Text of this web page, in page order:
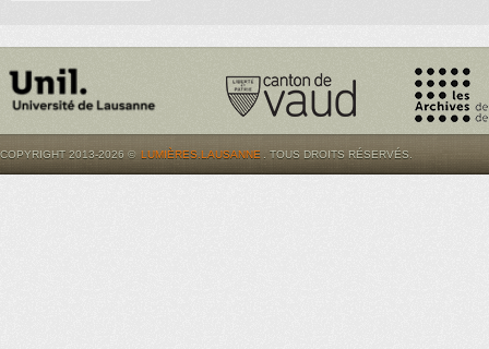
COPYRIGHT 2013-2026 © LUMIÈRES.LAUSANNE . TOUS DROITS RÉSERVÉS.